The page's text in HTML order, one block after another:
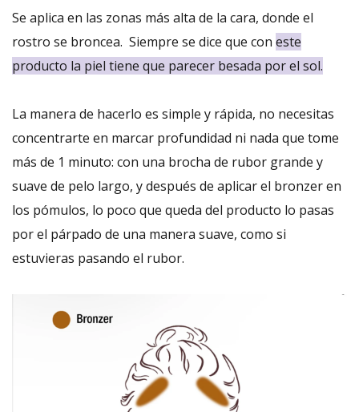
Se aplica en las zonas más alta de la cara, donde el
rostro se broncea. Siempre se dice que con este
producto la piel tiene que parecer besada por el sol.
La manera de hacerlo es simple y rápida, no necesitas
concentrarte en marcar profundidad ni nada que tome
más de 1 minuto: con una brocha de rubor grande y
suave de pelo largo, y después de aplicar el bronzer en
los pómulos, lo poco que queda del producto lo pasas
por el párpado de una manera suave, como si
estuvieras pasando el rubor.